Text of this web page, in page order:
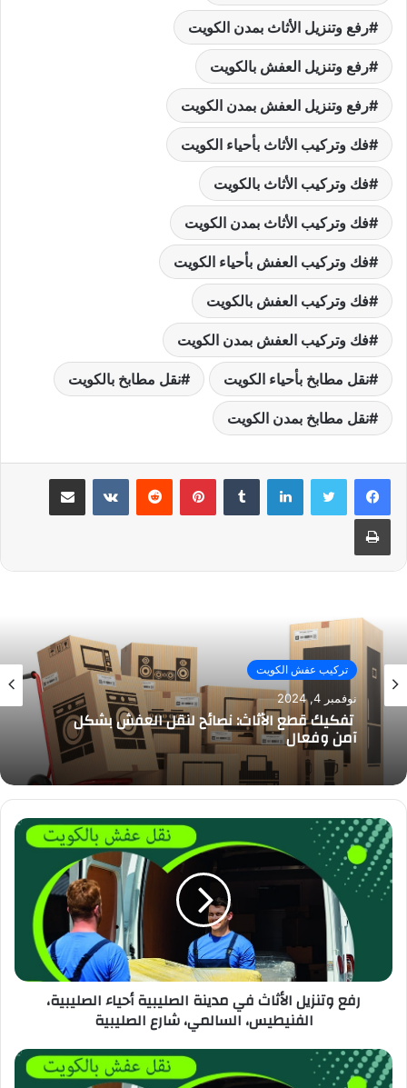
رفع وتنزيل الأثاث بمدن الكويت
رفع وتنزيل العفش بالكويت
رفع وتنزيل العفش بمدن الكويت
فك وتركيب الأثاث بأحياء الكويت
فك وتركيب الأثاث بالكويت
فك وتركيب الأثاث بمدن الكويت
فك وتركيب العفش بأحياء الكويت
فك وتركيب العفش بالكويت
فك وتركيب العفش بمدن الكويت
نقل مطابخ بأحياء الكويت نقل مطابخ بالكويت
نقل مطابخ بمدن الكويت
لينكدإن بينتيريست مشاركة عبر البريد
طباعة
تركيب عفش الكويت
نوفمبر 4, 2024
تفكيك قطع الأثاث: نصائح لنقل العفش بشكل
آمن وفعال
رفع وتنزيل الأثاث في مدينة الصليبية أحياء الصليبية،
الفنيطيس، السالمي، شارع الصليبية